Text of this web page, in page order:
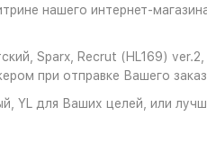
нашего интернет-
Sparx, Recrut (HL169)
при отправке Вашего
для Ваших целей, или